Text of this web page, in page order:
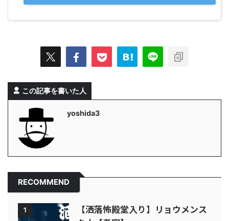
この記事を書いた人
yoshida3
RECOMMEND
1
【洒落怖殿堂入り】リョウメンス